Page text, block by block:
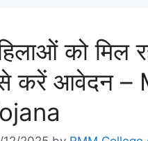
को मिल
करें आवेदन –